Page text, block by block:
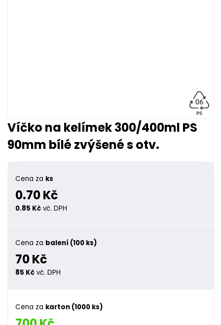
Víčko na kelímek 300/400ml PS
90mm bílé zvýšené s otv.
Cena za ks
0.70 Kč
0.85 Kč vč. DPH
Cena za balení (100 ks)
70 Kč
85 Kč vč. DPH
Cena za karton (1000 ks)